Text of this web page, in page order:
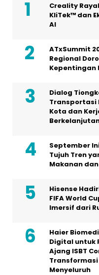
Creality
KliTek™ dan
AI
ATxSummit
Regional
Kepentingan
Dialog
Transportasi
Kota dan
September
Tujuh Tren
Makanan
Hisense
FIFA World
Imersif dari
Haier
Digital untuk
Ajang ISBT
Menyeluruh